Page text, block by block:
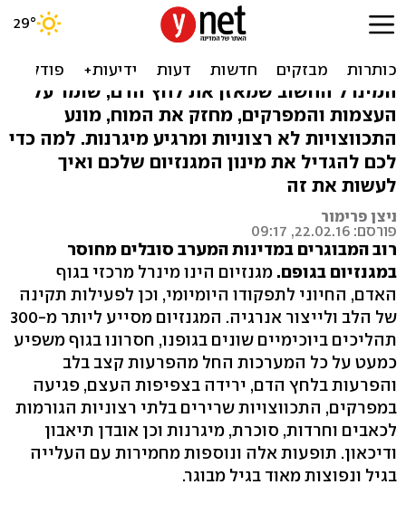
מגנזיום: למה חשוב ליטול -
בעיקר בגיל המבוגר
המינרל החשוב שמאזן את לחץ הדם, שומר על
העצמות והמפרקים, מחזק את המוח, מונע
התכווצויות לא רצוניות ומרגיע מיגרנות. למה כדי
לכם להגדיל את מינון המגנזיום שלכם ואיך
לעשות את זה
ניצן פרימור
פורסם: 22.02.16, 09:17
רוב המבוגרים במדינות המערב סובלים מחוסר
במגנזיום בגופם. מגנזיום הינו מינרל מרכזי בגוף
האדם, החיוני לתפקודו היומיומי, וכן לפעילות תקינה
של הלב ולייצור אנרגיה. המגנזיום מסייע ליותר מ-300
תהליכים ביוכימיים שונים בגופנו, חסרונו בגוף משפיע
כמעט על כל המערכות החל מהפרעות קצב בלב
והפרעות בלחץ הדם, ירידה בצפיפות העצם, פגיעה
במפרקים, התכווצויות שרירים בלתי רצוניות הגורמות
לכאבים וחרדות, סוכרת, מיגרנות וכן אובדן תיאבון
ודיכאון. תופעות אלה ונוספות מחמירות עם העלייה
בגיל ונפוצות מאוד בגיל מבוגר.